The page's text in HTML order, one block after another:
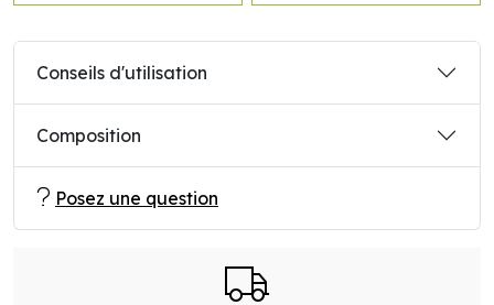
Conseils d'utilisation
Composition
Posez une question